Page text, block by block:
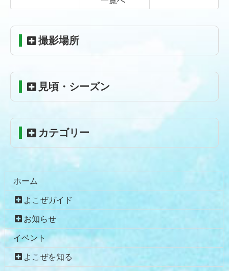
ン
ン
本
の
ー
の
頭
戻
撮影場所
見頃・シーズン
カテゴリー
ホーム
よこぜガイド
お知らせ
イベント
よこぜを知る